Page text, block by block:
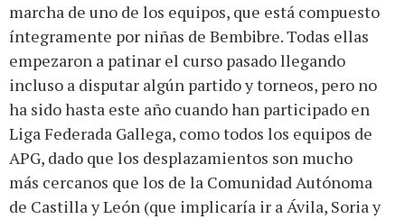
marcha de uno de los equipos, que está compuesto
íntegramente por niñas de Bembibre. Todas ellas
empezaron a patinar el curso pasado llegando
incluso a disputar algún partido y torneos, pero no
ha sido hasta este año cuando han participado en
Liga Federada Gallega, como todos los equipos de
APG, dado que los desplazamientos son mucho
más cercanos que los de la Comunidad Autónoma
de Castilla y León (que implicaría ir a Ávila, Soria y